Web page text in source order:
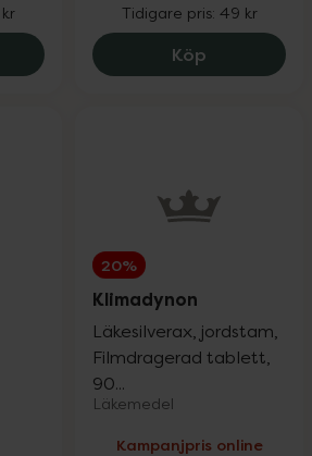
Discreet Ultra Binda Normal, 44
Tidigare pris: 49 kr
Köp TENA
20%
Klimadynon
Läkesilverax, jordstam,
Filmdragerad tablett,
90...
Läkemedel
Kampanjpris online